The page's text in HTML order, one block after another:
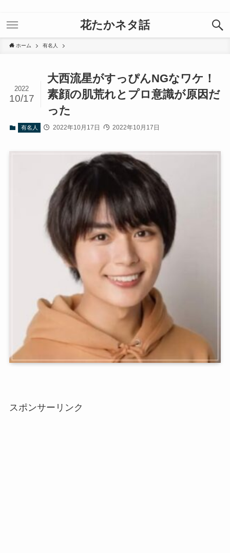
花たかネタ話
ホーム 有名人
大西流星がすっぴんNGなワケ！
素顔の肌荒れとプロ意識が原因だ
った
2022
10/17
有名人 2022年10月17日 2022年10月17日
スポンサーリンク